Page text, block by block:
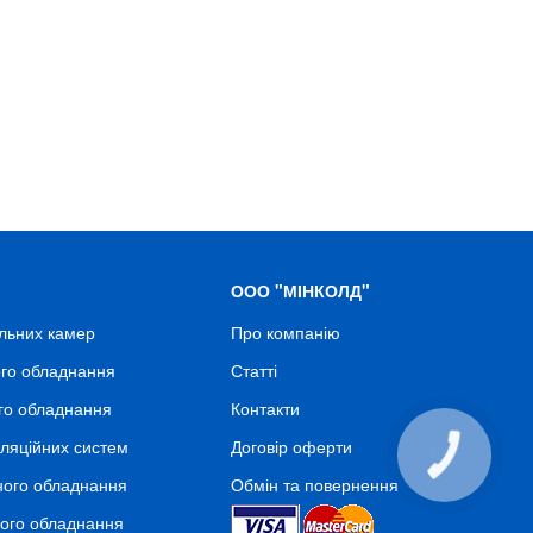
камер
обладнання
обладнання
систем
обладнання
обладнання
ООО "МІНКОЛД"
Про компанію
Статті
Контакти
Договір оферти
Обмін та повернення
КНОПКА
СВЯЗИ